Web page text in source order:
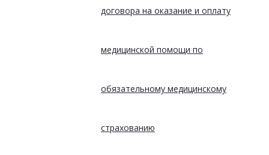
договора на оказание и оплату
медицинской помощи по
обязательному медицинскому
страхованию